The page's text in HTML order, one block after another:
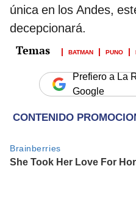
única en los Andes,
decepcionará.
BATMAN PUNO
Prefiero a La
Google